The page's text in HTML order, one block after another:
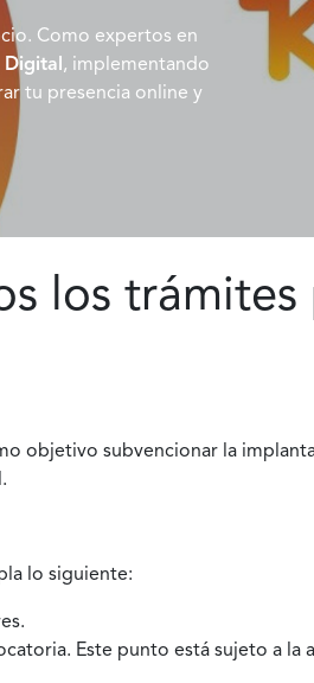
Como expertos en
Digital, implementando
tu presencia online y
los
objetivo subvencionar la
lo siguiente:
Este punto está sujeto a la